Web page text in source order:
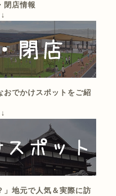
閉店情報
おでかけスポットをご紹
」地元で人気＆実際に訪